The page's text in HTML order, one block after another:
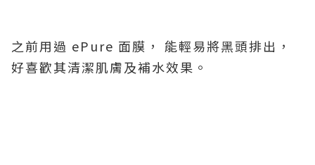
之前用過 ePure 面膜， 能輕易將黑頭排出，
好喜歡其清潔肌膚及補水效果。